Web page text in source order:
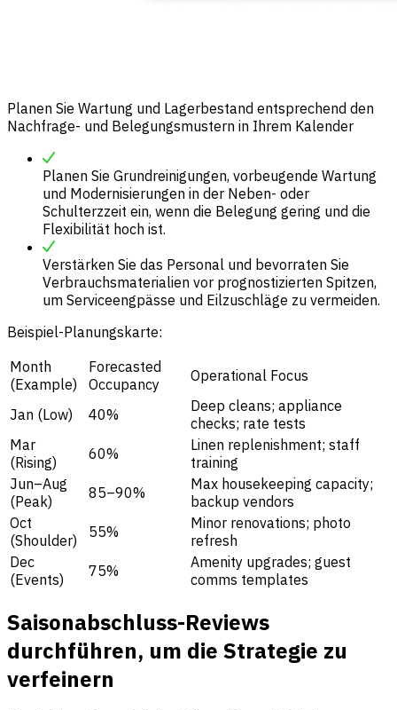
Planen Sie Wartung und Lagerbestand entsprechend den
Nachfrage- und Belegungsmustern in Ihrem Kalender
Planen Sie Grundreinigungen, vorbeugende Wartung
und Modernisierungen in der Neben- oder
Schulterzzeit ein, wenn die Belegung gering und die
Flexibilität hoch ist.
Verstärken Sie das Personal und bevorraten Sie
Verbrauchsmaterialien vor prognostizierten Spitzen,
um Serviceengpässe und Eilzuschläge zu vermeiden.
Beispiel-Planungskarte:
Month
(Example)
Forecasted
Occupancy
Operational Focus
Jan (Low) 40%
Deep cleans; appliance
checks; rate tests
Mar
(Rising)
60%
Linen replenishment; staff
training
Jun–Aug
(Peak)
85–90%
Max housekeeping capacity;
backup vendors
Oct
(Shoulder)
55%
Minor renovations; photo
refresh
Dec
(Events)
75%
Amenity upgrades; guest
comms templates
Saisonabschluss-Reviews
durchführen, um die Strategie zu
verfeinern